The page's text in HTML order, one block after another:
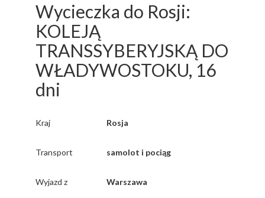
Wycieczka do Rosji:
KOLEJĄ
TRANSSYBERYJSKĄ DO
WŁADYWOSTOKU, 16
dni
Kraj Rosja
Transport samolot i pociąg
Wyjazd z Warszawa